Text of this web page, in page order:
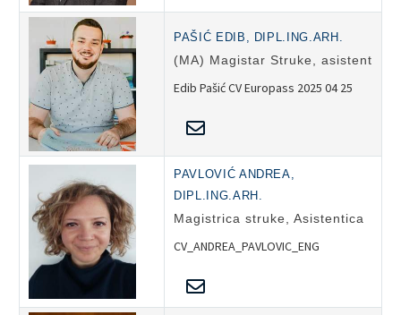
PAŠIĆ EDIB, DIPL.ING.ARH.
(MA) Magistar Struke, asistent
Edib Pašić CV Europass 2025 04 25
PAVLOVIĆ ANDREA,
DIPL.ING.ARH.
Magistrica struke, Asistentica
CV_ANDREA_PAVLOVIC_ENG